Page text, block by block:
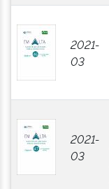
2021-
03
2021-
03